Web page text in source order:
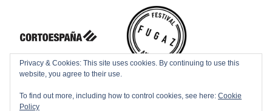
Privacy & Cookies: This site uses cookies. By continuing to use this
website, you agree to their use.
To find out more, including how to control cookies, see here: Cookie
Policy